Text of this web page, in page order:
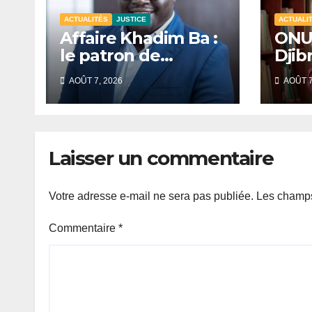
ACTUALITÉS JUSTICE
Affaire Khadim Ba :
le patron de
Locafrique retrouve
la liberté.
AOÛT 7, 2026 AOÛT
Laisser un commentaire
Votre adresse e-mail ne sera pas publiée. Les
Commentaire *